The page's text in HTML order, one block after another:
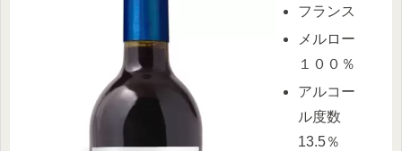
フランス
メルロー
１００％
アルコー
ル度数
13.5％